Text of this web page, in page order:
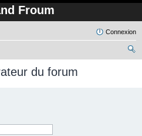
Froum
Connexion
du forum